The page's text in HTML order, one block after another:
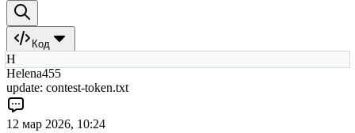
Код
H
Helena455
update: contest-token.txt
12 мар 2026, 10:24